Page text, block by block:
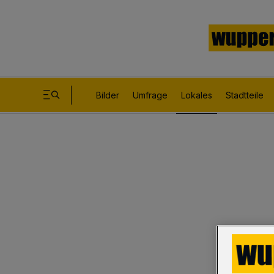
Bilder Umfrage Lokales Stadtteile